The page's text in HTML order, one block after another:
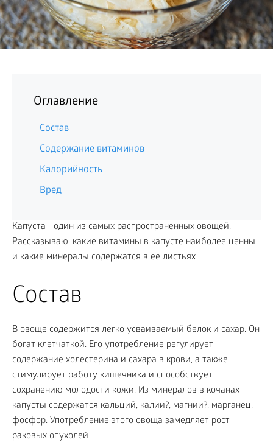
Оглавление
Состав
Содержание витаминов
Калорийность
Вред
Капуста - один из самых распространенных овощей.
Рассказываю, какие витамины в капусте наиболее ценны
и какие минералы содержатся в ее листьях.
Состав
В овоще содержится легко усваиваемый белок и сахар. Он
богат клетчаткой. Его употребление регулирует
содержание холестерина и сахара в крови, а также
стимулирует работу кишечника и способствует
сохранению молодости кожи. Из минералов в кочанах
капусты содержатся кальций, калии?, магнии?, марганец,
фосфор. Употребление этого овоща замедляет рост
раковых опухолей.